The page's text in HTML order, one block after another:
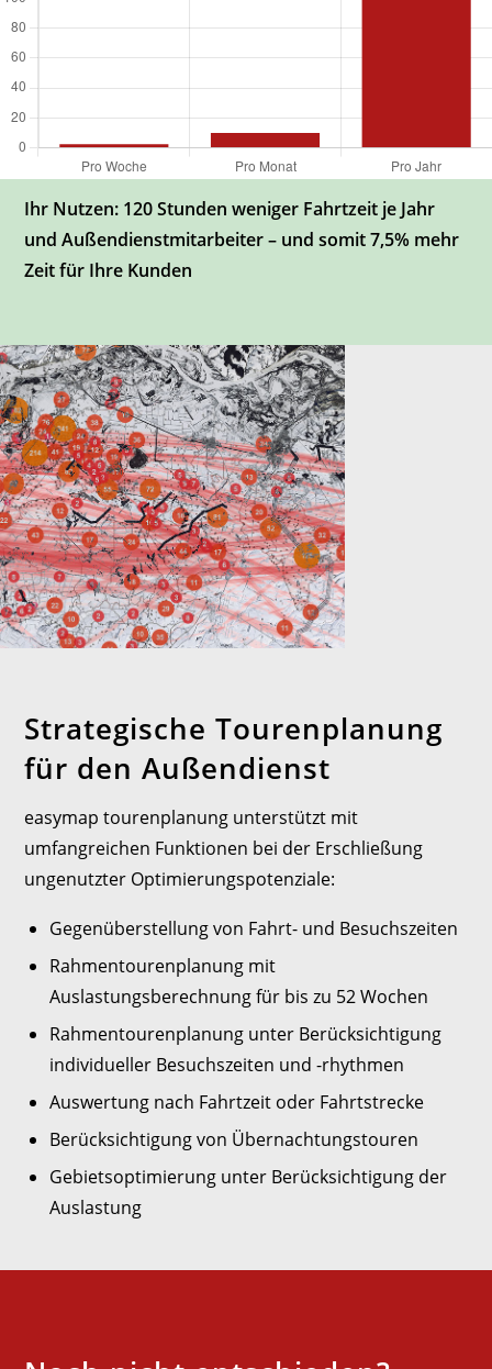
Ihr Nutzen: 120 Stunden weniger Fahrtzeit je Jahr
und Außendienstmitarbeiter – und somit 7,5% mehr
Zeit für Ihre Kunden
Strategische Tourenplanung
für den Außendienst
easymap tourenplanung unterstützt mit
umfangreichen Funktionen bei der Erschließung
ungenutzter Optimierungspotenziale:
Gegenüberstellung von Fahrt- und Besuchszeiten
Rahmentourenplanung mit
Auslastungsberechnung für bis zu 52 Wochen
Rahmentourenplanung unter Berücksichtigung
individueller Besuchszeiten und -rhythmen
Auswertung nach Fahrtzeit oder Fahrtstrecke
Berücksichtigung von Übernachtungstouren
Gebietsoptimierung unter Berücksichtigung der
Auslastung